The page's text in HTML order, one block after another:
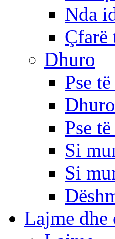
Nda
Çfarë
Dhuro
Pse
Pse
Si
Si
Lajme